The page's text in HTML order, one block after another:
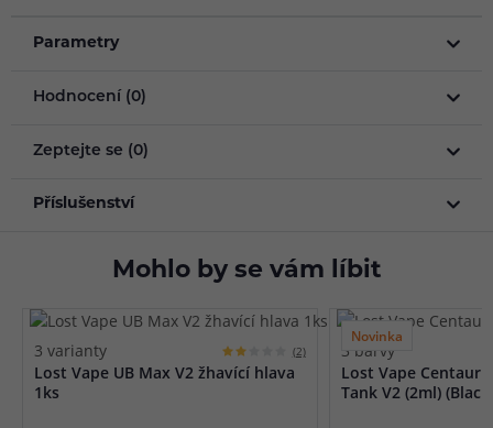
Parametry
Hodnocení (0)
Zeptejte se (0)
Příslušenství
Mohlo by se vám líbit
3 varianty (2)
Lost Vape UB Max V2 žhavící hlava
1ks
Novinka
3 barvy
Lost Vape
Tank V2 (2ml) (Black)